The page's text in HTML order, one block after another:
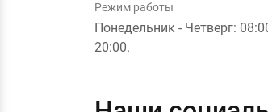
Режим работы
Понедельник - Четверг:
20:00.